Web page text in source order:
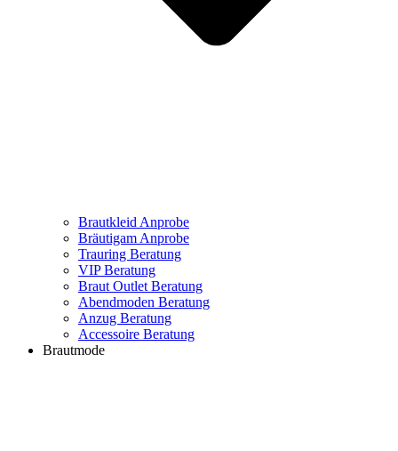
Brautkleid Anprobe
Bräutigam Anprobe
Trauring Beratung
VIP Beratung
Braut Outlet Beratung
Abendmoden Beratung
Anzug Beratung
Accessoire Beratung
Brautmode